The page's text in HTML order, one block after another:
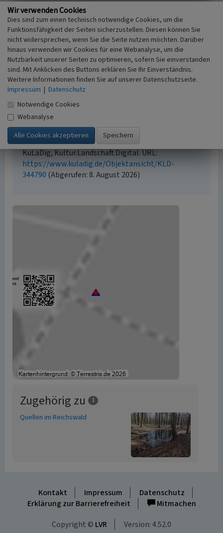
Empfohlene Zitierweise
Urheberrechtlicher Hinweis
Der hier präsentierte Inhalt steht unter der freien
Lizenz CC BY 4.0 (Namensnennung). Die angezeigten
Medien unterliegen möglicherweise zusätzlichen
ausgewiesen sind.
Empfohlene Zitierweise
Jana Wermeyer, Michael Stevens & Stefan
Kronsbein: „Quelle „Lott Städte“ in Kranenburg”. In:
KuLaDig, Kultur.Landschaft.Digital. URL:
https://www.kuladig.de/Objektansicht/KLD-
344790 (Abgerufen: 8. August 2026)
Zugehörig zu 1
Quellen im Reichswald
Kontakt Impressum
Datenschutz
Erklärung zur Barrierefreiheit
Mitmachen
Copyright © LVR Version: 4.52.0
Wir verwenden Cookies
Dies sind zum einen technisch notwendige Cookies, um die
Funktionsfähigkeit der Seiten sicherzustellen. Diesen können Sie
nicht widersprechen, wenn Sie die Seite nutzen möchten. Darüber
hinaus verwenden wir Cookies für eine Webanalyse, um die
Nutzbarkeit unserer Seiten zu optimieren, sofern Sie einverstanden
sind. Mit Anklicken des Buttons erklären Sie Ihr Einverständnis.
Weitere Informationen finden Sie auf unserer Datenschutzseite.
Impressum | Datenschutz
Notwendige Cookies
Webanalyse